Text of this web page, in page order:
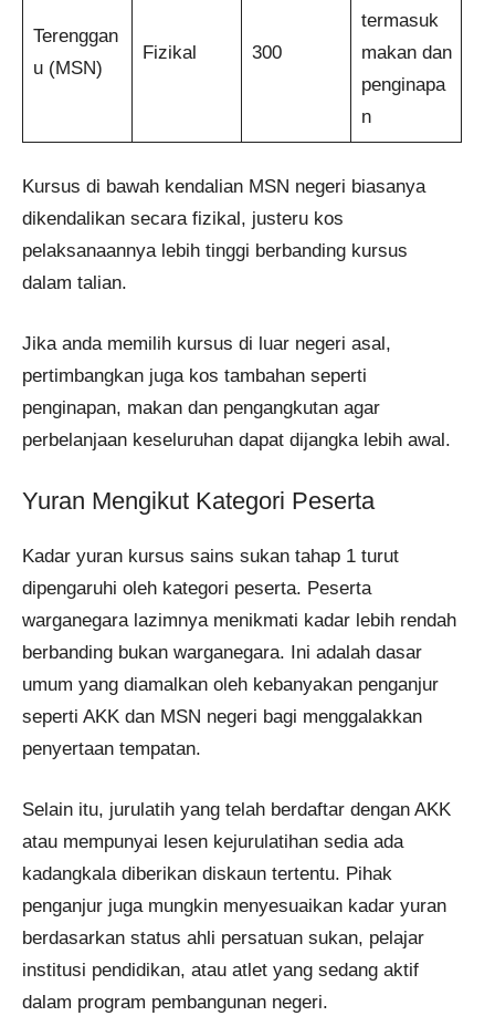
Terenggan
u (MSN)
Fizikal 300
termasuk
makan dan
penginapa
n
Kursus di bawah kendalian MSN negeri biasanya
dikendalikan secara fizikal, justeru kos
pelaksanaannya lebih tinggi berbanding kursus
dalam talian.
Jika anda memilih kursus di luar negeri asal,
pertimbangkan juga kos tambahan seperti
penginapan, makan dan pengangkutan agar
perbelanjaan keseluruhan dapat dijangka lebih awal.
Yuran Mengikut Kategori Peserta
Kadar yuran kursus sains sukan tahap 1 turut
dipengaruhi oleh kategori peserta. Peserta
warganegara lazimnya menikmati kadar lebih rendah
berbanding bukan warganegara. Ini adalah dasar
umum yang diamalkan oleh kebanyakan penganjur
seperti AKK dan MSN negeri bagi menggalakkan
penyertaan tempatan.
Selain itu, jurulatih yang telah berdaftar dengan AKK
atau mempunyai lesen kejurulatihan sedia ada
kadangkala diberikan diskaun tertentu. Pihak
penganjur juga mungkin menyesuaikan kadar yuran
berdasarkan status ahli persatuan sukan, pelajar
institusi pendidikan, atau atlet yang sedang aktif
dalam program pembangunan negeri.